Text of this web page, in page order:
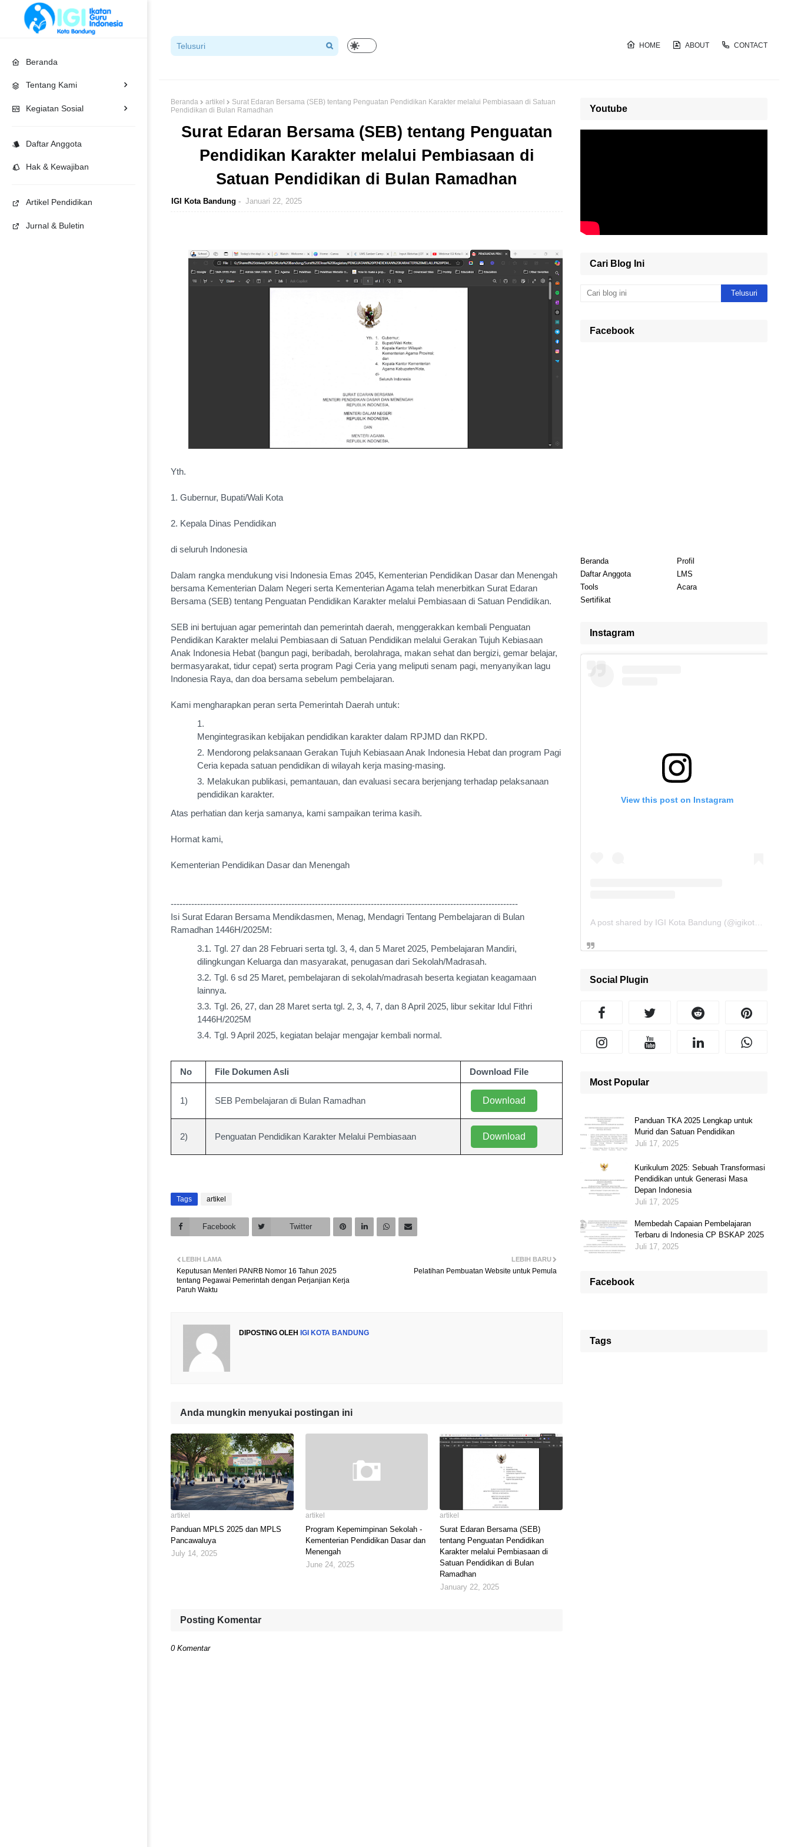
Beranda
Tentang Kami
Kegiatan Sosial
Daftar Anggota
Hak & Kewajiban
Artikel Pendidikan
Jurnal & Buletin
HOME ABOUT CONTACT
Beranda artikel
Surat Edaran Bersama (SEB) tentang Penguatan Pendidikan Karakter melalui Pembiasaan di Satuan
Pendidikan di Bulan Ramadhan
Surat Edaran Bersama (SEB) tentang Penguatan
Pendidikan Karakter melalui Pembiasaan di
Satuan Pendidikan di Bulan Ramadhan
IGI Kota Bandung Januari 22, 2025
Yth.
1. Gubernur, Bupati/Wali Kota
2. Kepala Dinas Pendidikan
di seluruh Indonesia
Dalam rangka mendukung visi Indonesia Emas 2045, Kementerian Pendidikan Dasar dan Menengah
bersama Kementerian Dalam Negeri serta Kementerian Agama telah menerbitkan Surat Edaran
Bersama (SEB) tentang Penguatan Pendidikan Karakter melalui Pembiasaan di Satuan Pendidikan.
SEB ini bertujuan agar pemerintah dan pemerintah daerah, menggerakkan kembali Penguatan
Pendidikan Karakter melalui Pembiasaan di Satuan Pendidikan melalui Gerakan Tujuh Kebiasaan
Anak Indonesia Hebat (bangun pagi, beribadah, berolahraga, makan sehat dan bergizi, gemar belajar,
bermasyarakat, tidur cepat) serta program Pagi Ceria yang meliputi senam pagi, menyanyikan lagu
Indonesia Raya, dan doa bersama sebelum pembelajaran.
Kami mengharapkan peran serta Pemerintah Daerah untuk:
Mengintegrasikan kebijakan pendidikan karakter dalam RPJMD dan RKPD.
Mendorong pelaksanaan Gerakan Tujuh Kebiasaan Anak Indonesia Hebat dan program Pagi
Ceria kepada satuan pendidikan di wilayah kerja masing-masing.
Melakukan publikasi, pemantauan, dan evaluasi secara berjenjang terhadap pelaksanaan
pendidikan karakter.
Atas perhatian dan kerja samanya, kami sampaikan terima kasih.
Hormat kami,
Kementerian Pendidikan Dasar dan Menengah
----------------------------------------------------------------------------------------------------------------------
Isi Surat Edaran Bersama Mendikdasmen, Menag, Mendagri Tentang Pembelajaran di Bulan
Ramadhan 1446H/2025M:
Tgl. 27 dan 28 Februari serta tgl. 3, 4, dan 5 Maret 2025, Pembelajaran Mandiri,
dilingkungan Keluarga dan masyarakat, penugasan dari Sekolah/Madrasah.
Tgl. 6 sd 25 Maret, pembelajaran di sekolah/madrasah beserta kegiatan keagamaan
lainnya.
Tgl. 26, 27, dan 28 Maret serta tgl. 2, 3, 4, 7, dan 8 April 2025, libur sekitar Idul Fithri
1446H/2025M
Tgl. 9 April 2025, kegiatan belajar mengajar kembali normal.
No File Dokumen Asli Download File
1) SEB Pembelajaran di Bulan Ramadhan Download
2) Penguatan Pendidikan Karakter Melalui Pembiasaan Download
Tags artikel
Facebook Twitter
LEBIH BARU
Pelatihan Pembuatan Website untuk Pemula
LEBIH LAMA
Keputusan Menteri PANRB Nomor 16 Tahun 2025
tentang Pegawai Pemerintah dengan Perjanjian Kerja
Paruh Waktu
DIPOSTING OLEH IGI KOTA BANDUNG
Anda mungkin menyukai postingan ini
artikel
Panduan MPLS 2025 dan MPLS
Pancawaluya
July 14, 2025
artikel
Program Kepemimpinan Sekolah -
Kementerian Pendidikan Dasar dan
Menengah
June 24, 2025
artikel
Surat Edaran Bersama (SEB)
tentang Penguatan Pendidikan
Karakter melalui Pembiasaan di
Satuan Pendidikan di Bulan
Ramadhan
January 22, 2025
Posting Komentar
0 Komentar
Youtube
Cari Blog Ini
Facebook
Beranda
Profil
Daftar Anggota
LMS
Tools
Acara
Sertifikat
Instagram
View this post on Instagram
Social Plugin
Most Popular
Panduan TKA 2025 Lengkap untuk
Murid dan Satuan Pendidikan
Juli 17, 2025
Kurikulum 2025: Sebuah Transformasi
Pendidikan untuk Generasi Masa
Depan Indonesia
Juli 17, 2025
Membedah Capaian Pembelajaran
Terbaru di Indonesia CP BSKAP 2025
Juli 17, 2025
Facebook
Tags